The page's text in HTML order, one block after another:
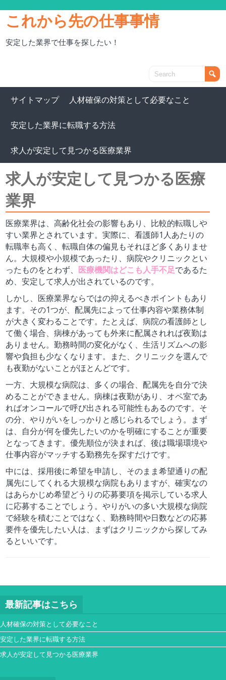
これから先の仕事事情
安定した業界で仕事を探したい！
サイトマップ 人材確保の対策として必要なこと
安定した業界に転職する方法
求人が安定して見つかる医療業界
求人が安定して見つかる医療
業界
医療業界は、高齢化社会の影響もあり、比較的転職しや
すい業界とされています。実際に、看護師1人あたりの
転職率も高く、転職自体の偏見もそれほど多くありませ
ん。大規模や小規模であったり、病院やクリニックとい
ったものをとわず、 医療機関はどこも人手不足であるた
め、安定して求人が出されているのです。
しかし、医療業界ならではの抑えるべきポイントもあり
ます。その1つが、配属先によって仕事内容や業務体制
が大きく変わることです。たとえば、病院の看護師とし
て働く場合、病棟があっても外来に配属されれば夜勤は
ありません。勤務時間の変化がなく、生活リズムへの影
響や負担も少なくなります。また、クリニックを選んで
も夜勤がないことがほとんどです。
一方、大規模な病院は、多くの場合、配属先を自分で決
めることができません。病棟は夜勤があり、オペ室であ
ればオンコールで呼び出される可能性もあるのです。そ
の分、やりがいをしっかりと感じられるでしょう。まず
は、自分が何を優先したいのかを明確にすることが重要
となってきます。優先順位が決まれば、後は職場環境や
仕事内容がマッチする勤務先を探すだけです。
中には、採用後に希望を申請し、そのまま希望通りの配
属先にしてくれる大規模な病院もありますが、確実なの
はあらかじめ希望どうりの応募要項を掲示している求人
に応募することでしょう。やりがいの多い大規模な病院
で経験を積むことではなく、勤務時間や日数などの応募
要件を優先したい人は、まずはクリニックから探してみ
るといいです。
最新記事はこちら
人材確保の対策として必要なこと
安定した業界に転職する方法
求人が安定して見つかる医療業界